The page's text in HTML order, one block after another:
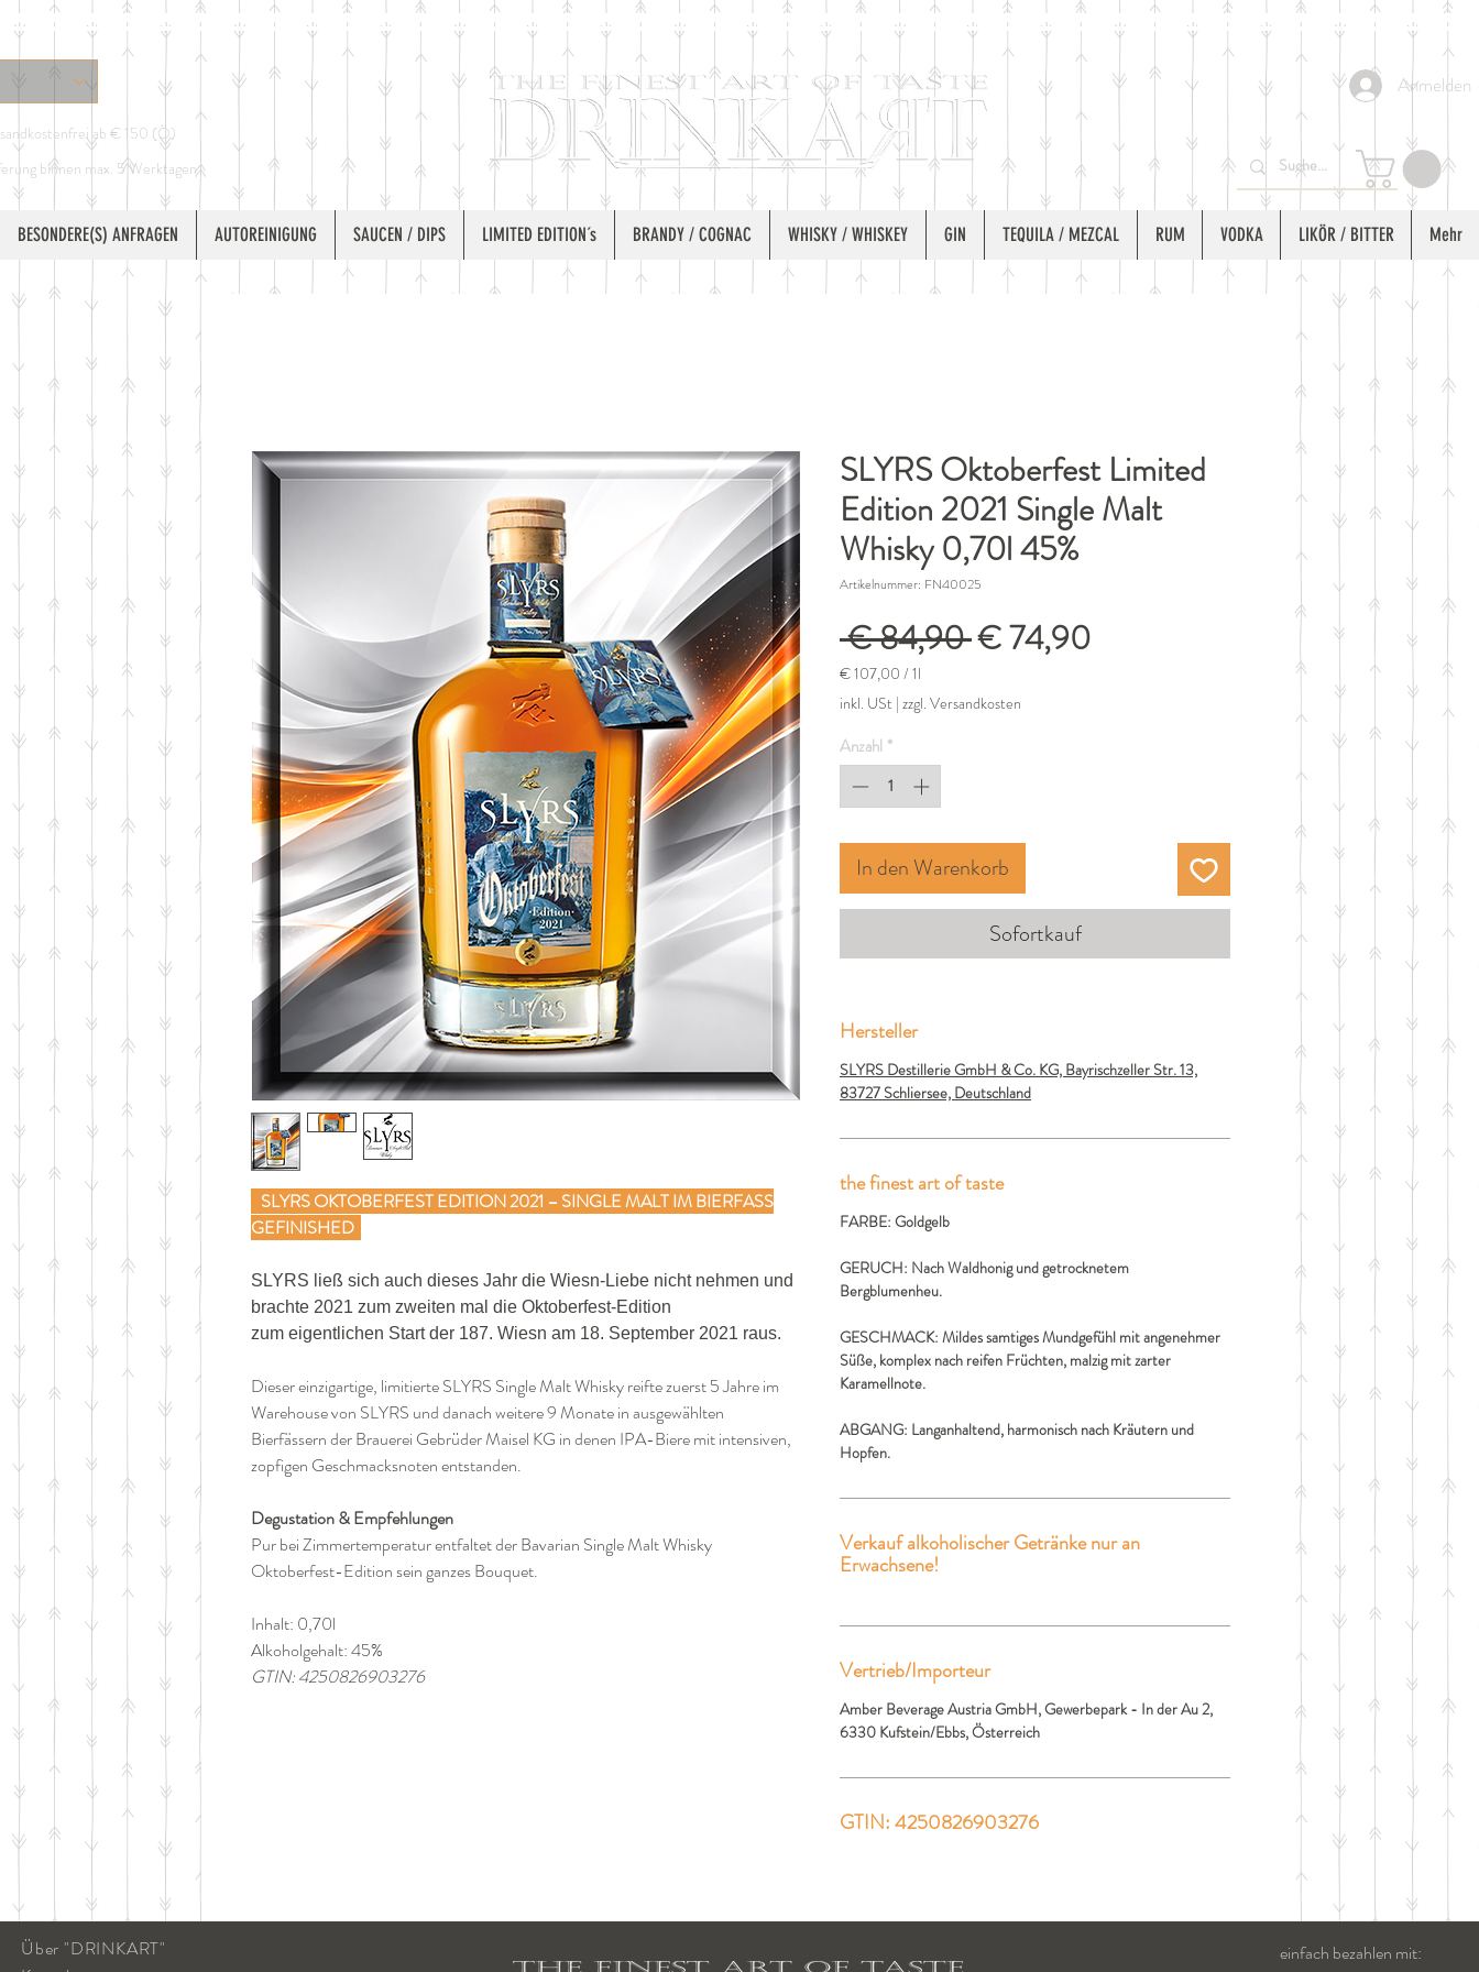
ab € 150 (Ö)
binnen max. 5 Werktagen
Anmelden
BESONDERE(S) ANFRAGEN AUTOREINIGUNG SAUCEN / DIPS LIMITED EDITION´s BRANDY / COGNAC WHISKY / WHISKEY GIN TEQUILA / MEZCAL RUM VODKA LIKÖR / BITTER Mehr
SLYRS OKTOBERFEST EDITION 2021 – SINGLE MALT IM BIERFASS
GEFINISHED
SLYRS ließ sich auch dieses Jahr die Wiesn-Liebe nicht nehmen und
brachte 2021 zum zweiten mal die Oktoberfest-Edition
zum eigentlichen Start der 187. Wiesn am 18. September 2021 raus.
Dieser einzigartige, limitierte SLYRS Single Malt Whisky reifte zuerst 5 Jahre im
Warehouse von SLYRS und danach weitere 9 Monate in ausgewählten
Bierfässern der Brauerei Gebrüder Maisel KG in denen IPA-Biere mit intensiven,
zopfigen Geschmacksnoten entstanden.
Degustation & Empfehlungen
Pur bei Zimmertemperatur entfaltet der Bavarian Single Malt Whisky
Oktoberfest-Edition sein ganzes Bouquet.
Inhalt: 0,70l
Alkoholgehalt: 45%
GTIN: 4250826903276
SLYRS Oktoberfest Limited
Edition 2021 Single Malt
Whisky 0,70l 45%
Artikelnummer: FN40025
€ 84,90 Standardpreis
€ 74,90Sale-
€ 107,00 / 1l
€ 107,00
pro
1
Liter
inkl. USt | zzgl. Versandkosten
Anzahl *
In den Warenkorb
Sofortkauf
Hersteller
SLYRS Destillerie GmbH & Co. KG, Bayrischzeller Str. 13,
83727 Schliersee, Deutschland
the finest art of taste
FARBE: Goldgelb
GERUCH: Nach Waldhonig und getrocknetem
Bergblumenheu.
GESCHMACK: Mildes samtiges Mundgefühl mit angenehmer
Süße, komplex nach reifen Früchten, malzig mit zarter
Karamellnote.
ABGANG: Langanhaltend, harmonisch nach Kräutern und
Hopfen.
Verkauf alkoholischer Getränke nur an
Erwachsene!
Vertrieb/Importeur
Amber Beverage Austria GmbH, Gewerbepark - In der Au 2,
6330 Kufstein/Ebbs, Österreich
GTIN: 4250826903276
Über "DRINKART"
einfach bezahlen mit: